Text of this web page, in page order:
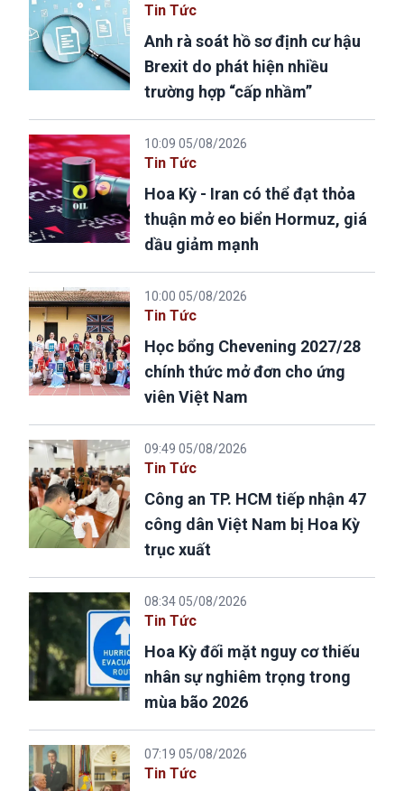
Tin Tức
Anh rà soát hồ sơ định cư hậu
Brexit do phát hiện nhiều
trường hợp “cấp nhầm”
10:09 05/08/2026
Tin Tức
Hoa Kỳ - Iran có thể đạt thỏa
thuận mở eo biển Hormuz, giá
dầu giảm mạnh
10:00 05/08/2026
Tin Tức
Học bổng Chevening 2027/28
chính thức mở đơn cho ứng
viên Việt Nam
09:49 05/08/2026
Tin Tức
Công an TP. HCM tiếp nhận 47
công dân Việt Nam bị Hoa Kỳ
trục xuất
08:34 05/08/2026
Tin Tức
Hoa Kỳ đối mặt nguy cơ thiếu
nhân sự nghiêm trọng trong
mùa bão 2026
07:19 05/08/2026
Tin Tức